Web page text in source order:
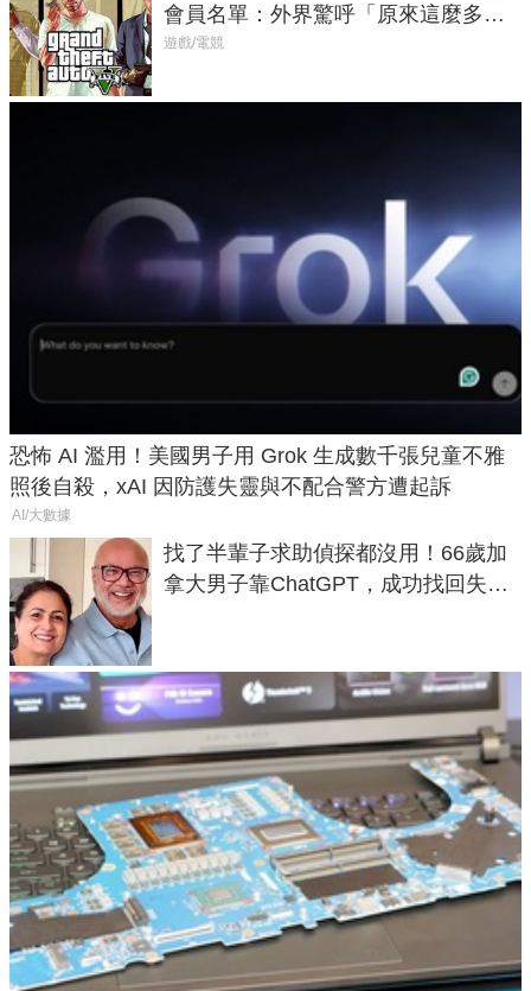
會員名單：外界驚呼「原來這麼多人
在開掛！」
遊戲/電競
恐怖 AI 濫用！美國男子用 Grok 生成數千張兒童不雅
照後自殺，xAI 因防護失靈與不配合警方遭起訴
AI/大數據
找了半輩子求助偵探都沒用！66歲加
拿大男子靠ChatGPT，成功找回失散